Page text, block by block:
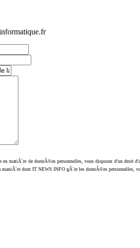
de donnÃ©es personnelles, vous disposez d'un droit
maniÃ¨re dont IT NEWS INFO gÃ¨re les donnÃ©es personnelles,